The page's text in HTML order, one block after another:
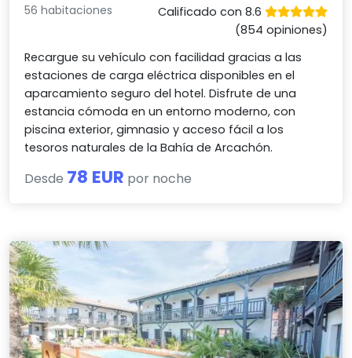
56 habitaciones
Calificado con 8.6
(854 opiniones)
Recargue su vehículo con facilidad gracias a las
estaciones de carga eléctrica disponibles en el
aparcamiento seguro del hotel. Disfrute de una
estancia cómoda en un entorno moderno, con
piscina exterior, gimnasio y acceso fácil a los
tesoros naturales de la Bahía de Arcachón.
Desde 78 EUR por noche